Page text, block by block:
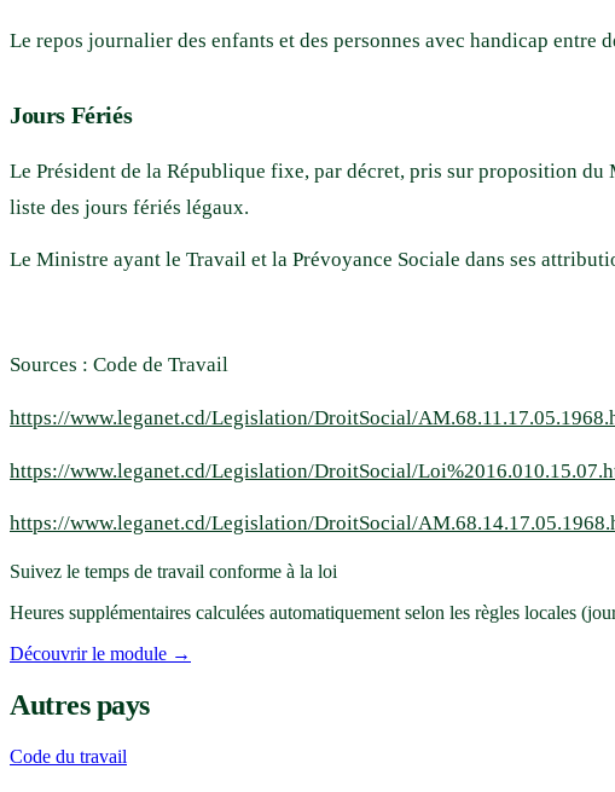
Le repos journalier des enfants et des personnes avec handicap
Jours Fériés
Le Président de la République fixe, par décret, pris sur proposition
liste des jours fériés légaux.
Le Ministre ayant le Travail et la Prévoyance Sociale dans ses
Sources : Code de Travail
https://www.leganet.cd/Legislation/DroitSocial/
https://www.leganet.cd/Legislation/DroitSocial/
https://www.leganet.cd/Legislation/DroitSocial/
Suivez le temps de travail conforme à la loi
Heures supplémentaires calculées automatiquement selon les règles locales
Découvrir le module →
Autres pays
Code du travail